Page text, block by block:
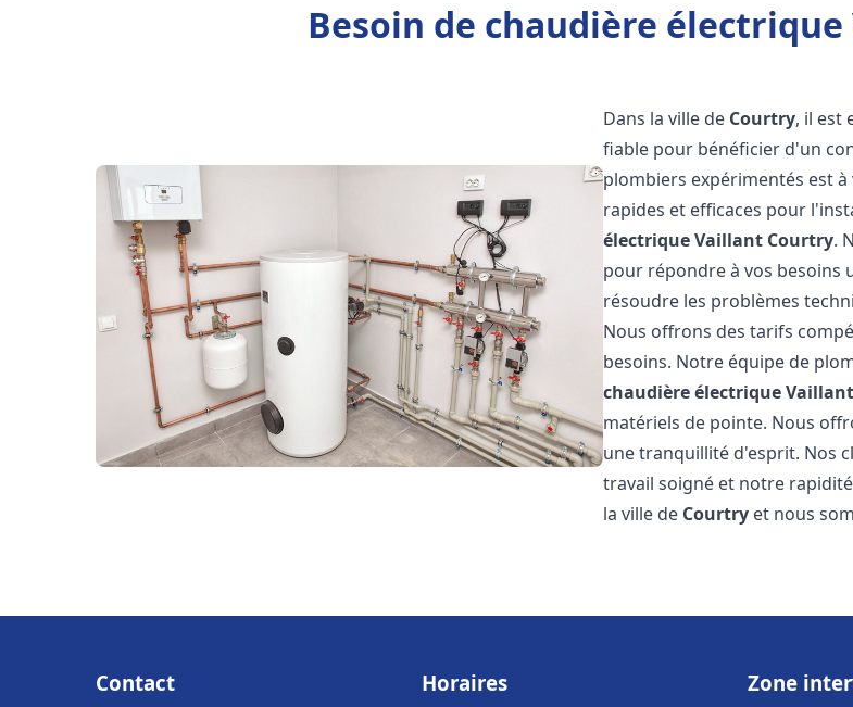
Besoin de chaudière
Dans la ville de Courtry, il est
fiable pour bénéficier d'un
plombiers expérimentés est
rapides et efficaces pour
électrique Vaillant Courtry.
pour répondre à vos
résoudre les problèmes
Nous offrons des tarifs
besoins. Notre équipe de
chaudière électrique Vaillant
matériels de pointe. Nous
une tranquillité d'esprit. Nos
travail soigné et notre
la ville de Courtry et nous
Contact Horaires Zone